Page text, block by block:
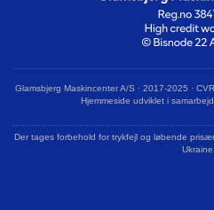
Glamsbjerg Maskincenter A/S · 2017-2025 ·
Hjemmeside udviklet i
Der tages forbehold for trykfejl og løbende
Ukraine.